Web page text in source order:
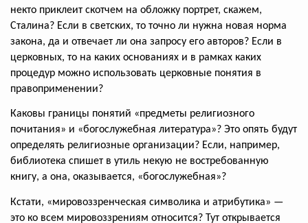
некто приклеит скотчем на обложку портрет, скажем,
Сталина? Если в светских, то точно ли нужна новая норма
закона, да и отвечает ли она запросу его авторов? Если в
церковных, то на каких основаниях и в рамках каких
процедур можно использовать церковные понятия в
правоприменении?
Каковы границы понятий «предметы религиозного
почитания» и «богослужебная литература»? Это опять будут
определять религиозные организации? Если, например,
библиотека спишет в утиль некую не востребованную
книгу, а она, оказывается, «богослужебная»?
Кстати, «мировоззренческая символика и атрибутика» —
это ко всем мировоззрениям относится? Тут открывается